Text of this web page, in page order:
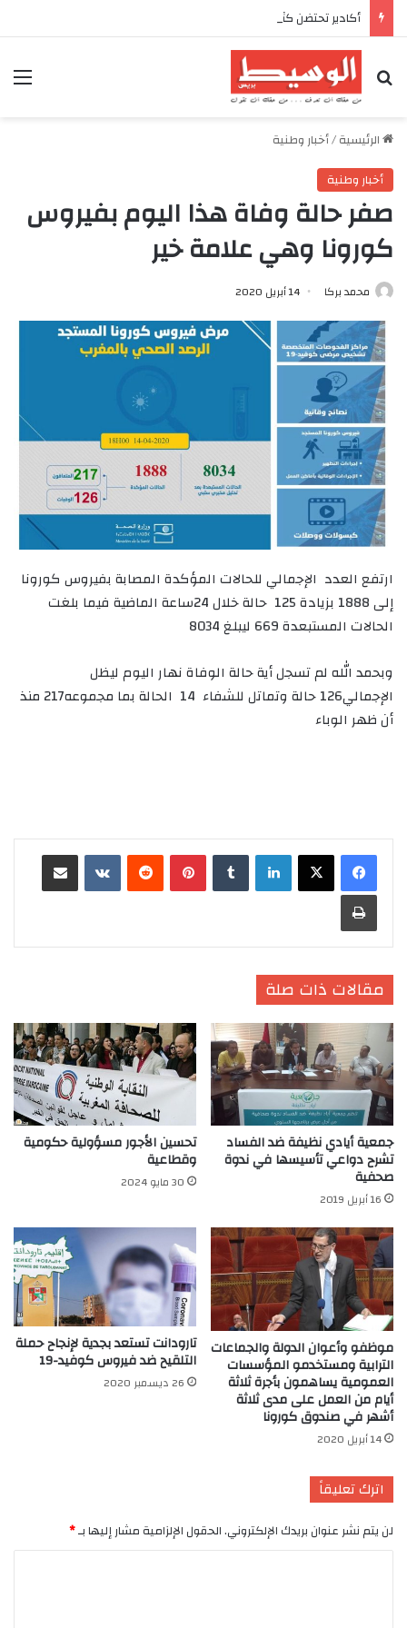
بحث عن
الرئيسية/أخبار وطنية
أخبار وطنية
صفر حالة وفاة هذا اليوم بفيروس
كورونا وهي علامة خير
محمد بركا 14 أبريل 2020
ارتفع العدد الإجمالي للحالات المؤكدة المصابة بفيروس كورونا
إلى 1888 بزيادة 125 حالة خلال 24ساعة الماضية فيما بلغت
الحالات المستبعدة 669 ليبلغ 8034
وبحمد الله لم تسجل أية حالة الوفاة نهار اليوم ليظل
الإجمالي126 حالة وتماتل للشفاء 14 الحالة بما مجموعه217 منذ
أن ظهر الوباء
لينكدإن بينتيريست
طباعة
مقالات ذات صلة
جمعية أيادي نظيفة ضد الفساد
تشرح دواعي تأسيسها في ندوة
صحفية
16 أبريل 2019
تحسين الأجور مسؤولية حكومية
وقطاعية
30 مايو 2024
موظفو وأعوان الدولة والجماعات
الترابية ومستخدمو المؤسسات
العمومية يساهمون بأجرة ثلاثة
أيام من العمل على مدى ثلاثة
أشهر في صندوق كورونا
14 أبريل 2020
تارودانت تستعد بجدية لإنجاح حملة
التلقيح ضد فيروس كوفيد-19
26 ديسمبر 2020
اترك تعليقاً
لن يتم نشر عنوان بريدك الإلكتروني.الحقول الإلزامية مشار إليها بـ*